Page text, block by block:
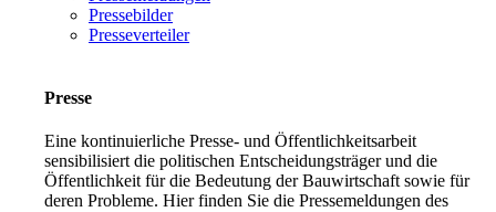
Pressebilder
Presseverteiler
Presse
Eine kontinuierliche Presse- und Öffentlichkeitsarbeit
sensibilisiert die politischen Entscheidungsträger und die
Öffentlichkeit für die Bedeutung der Bauwirtschaft sowie für
deren Probleme. Hier finden Sie die Pressemeldungen des